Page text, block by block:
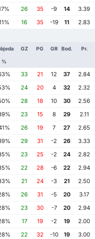
26 35 -9 14
3.39
16 35 -19 11 2.83
%
GZ PG GR Bod. Pr.
33 21 12 37
2.84
24 20 4 32
2.32
28 18 10 30
2.56
23 15 8 29
2.11
26 19 7 27
2.65
29 31 -2 26
3.33
23 25 -2 24
2.82
22 28 -6 22
2.94
21 24 -3 21
2.50
26 31 -5 20
3.17
23 30 -7 20
2.94
17 19 -2 19
2.00
22 32 -10 19
3.00